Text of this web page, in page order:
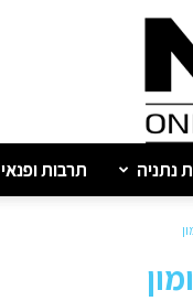
נתניה תרבות ופנאי